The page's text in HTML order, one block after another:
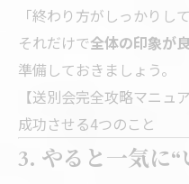
「終わり方がしっかりし
それだけで全体の印象が
準備しておきましょう。
【送別会完全攻略マニュ
成功させる4つのこと
3. やると一気に